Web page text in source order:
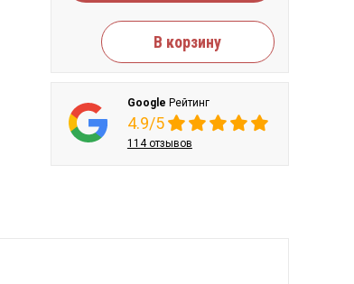
В корзину
Google Рейтинг
4.9/5
114 отзывов